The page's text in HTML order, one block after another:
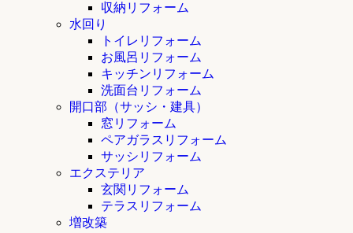
収納リフォーム
水回り
トイレリフォーム
お風呂リフォーム
キッチンリフォーム
洗面台リフォーム
開口部（サッシ・建具）
窓リフォーム
ペアガラスリフォーム
サッシリフォーム
エクステリア
玄関リフォーム
テラスリフォーム
増改築